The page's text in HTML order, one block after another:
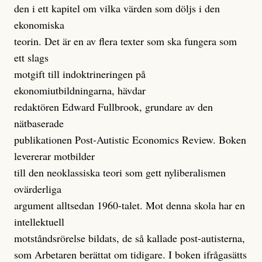
den i ett kapitel om vilka värden som döljs i den
ekonomiska
teorin. Det är en av flera texter som ska fungera som
ett slags
motgift till indoktrineringen på
ekonomiutbildningarna, hävdar
redaktören Edward Fullbrook, grundare av den
nätbaserade
publikationen Post-Autistic Economics Review. Boken
levererar motbilder
till den neoklassiska teori som gett nyliberalismen
ovärderliga
argument alltsedan 1960-talet. Mot denna skola har en
intellektuell
motståndsrörelse bildats, de så kallade post-autisterna,
som Arbetaren berättat om tidigare. I boken ifrågasätts